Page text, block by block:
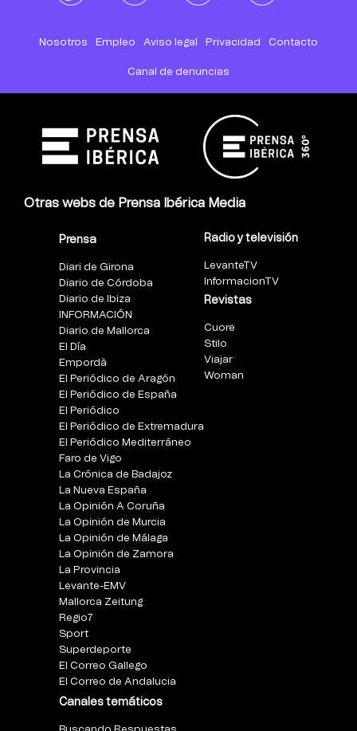
Nosotros Empleo Aviso legal Privacidad Contacto
Canal de denuncias
Otras webs de Prensa Ibérica Media
Prensa
Diari de Girona
Diario de Córdoba
Diario de Ibiza
INFORMACIÓN
Diario de Mallorca
El Día
Empordà
El Periódico de Aragón
El Periódico de España
El Periódico
El Periódico de Extremadura
El Periódico Mediterráneo
Faro de Vigo
La Crónica de Badajoz
La Nueva España
La Opinión A Coruña
La Opinión de Murcia
La Opinión de Málaga
La Opinión de Zamora
La Provincia
Levante-EMV
Mallorca Zeitung
Regio7
Sport
Superdeporte
El Correo Gallego
El Correo de Andalucia
Canales temáticos
Radio y televisión
LevanteTV
InformacionTV
Revistas
Cuore
Stilo
Viajar
Woman